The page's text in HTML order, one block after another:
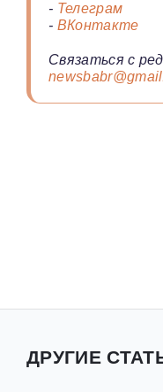
- Телеграм
- ВКонтакте
Связаться с
ДРУГИЕ